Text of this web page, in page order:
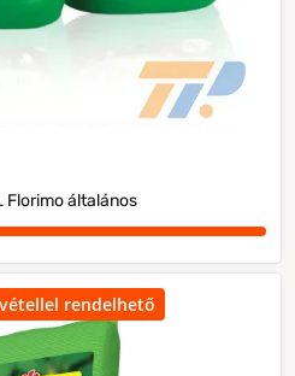
Florimo általános
rendelhető